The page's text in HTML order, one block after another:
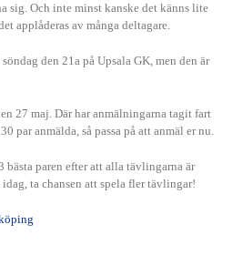
sig. Och inte minst kanske det känns lite
applåderas av många deltagare.
den 21a på Upsala GK, men den är
27 maj. Där har anmälningarna tagit fart
par anmälda, så passa på att anmäl er nu.
bästa paren efter att alla tävlingarna är
ta chansen att spela fler tävlingar!